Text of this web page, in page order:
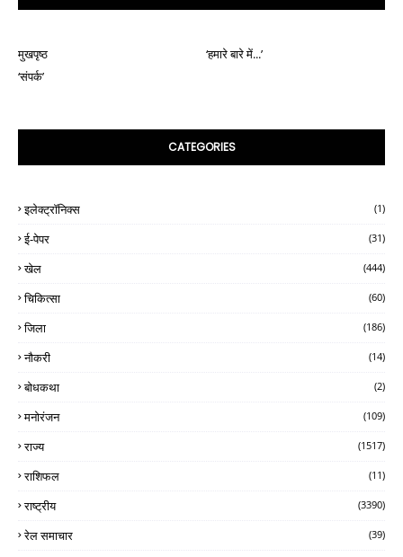
मुखपृष्ठ
‘हमारे बारे में...’
‘संपर्क’
CATEGORIES
इलेक्ट्रॉनिक्स (1)
ई-पेपर (31)
खेल (444)
चिकित्सा (60)
जिला (186)
नौकरी (14)
बोधकथा (2)
मनोरंजन (109)
राज्य (1517)
राशिफल (11)
राष्ट्रीय (3390)
रेल समाचार (39)